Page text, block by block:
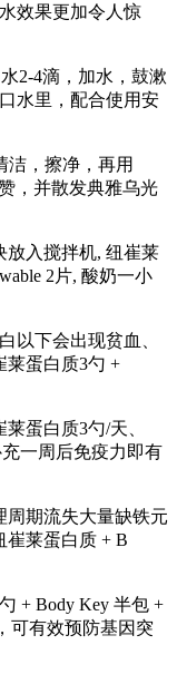
效果更加令人惊
水2-4滴，加水，鼓漱
水里，配合使用安
洁，擦净，再用
，并散发典雅乌光
放入搅拌机, 纽崔莱
2片, 酸奶一小
以下会出现贫血、
莱蛋白质3勺 +
莱蛋白质3勺/天、
一周后免疫力即有
周期流失大量缺铁元
崔莱蛋白质 + B
+ Body Key 半包 +
可有效预防基因突